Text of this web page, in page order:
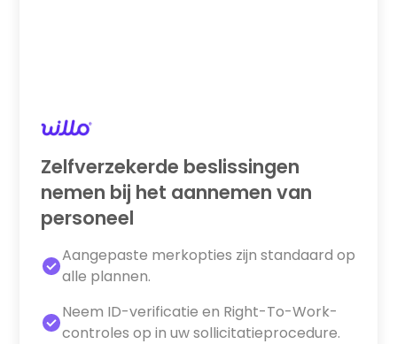
Zelfverzekerde beslissingen
nemen bij het aannemen van
personeel
Aangepaste merkopties zijn standaard op
alle plannen.
Neem ID-verificatie en Right-To-Work-
controles op in uw sollicitatieprocedure.